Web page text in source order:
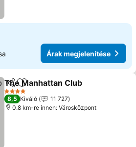
Árak megjelenítése
Megosztás
Hozzáadás a kedvencekhez
The Manhattan Club
4 Kategória
8,5 Kiváló
11 727
0.8 km-re innen: Városközpont